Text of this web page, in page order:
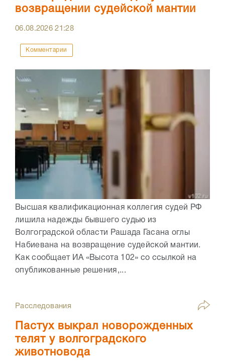
возвращении судейской мантии
06.08.202621:28
Комментарии
Высшая квалификационная коллегия судей РФ
лишила надежды бывшего судью из
Волгоградской области Рашада Гасана оглы
Набиевана на возвращение судейской мантии.
Как сообщает ИА «Высота 102» со ссылкой на
опубликованные решения,...
Расследования
Пастух выкрал новорожденных
телят у волгоградского
животновода